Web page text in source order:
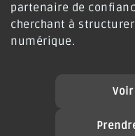
partenaire de
cherchant à
numérique.